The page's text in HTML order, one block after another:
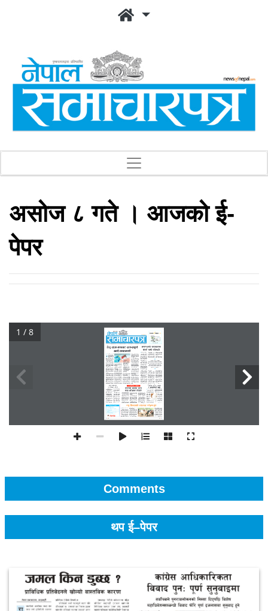
असोज ८ गते । आजको ई-
पेपर
1 / 8
Comments
थप ई–पेपर